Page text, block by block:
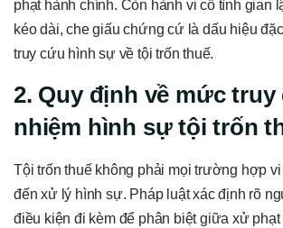
phạt hành chính. Còn hành vi cố tình gian
kéo dài, che giấu chứng cứ là dấu hiệu
truy cứu hình sự về tội trốn thuế.
2. Quy định về mức
nhiệm hình sự tội trốn
Tội trốn thuế không phải mọi trường hợp
đến xử lý hình sự. Pháp luật xác định rõ
điều kiện đi kèm để phân biệt giữa xử